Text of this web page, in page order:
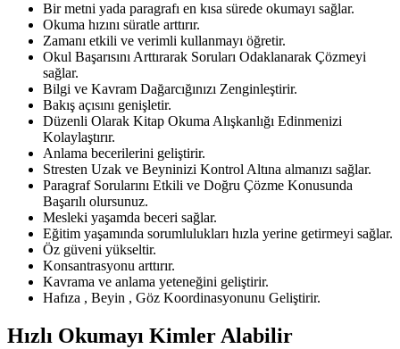
Bir metni yada paragrafı en kısa sürede okumayı sağlar.
Okuma hızını süratle arttırır.
Zamanı etkili ve verimli kullanmayı öğretir.
Okul Başarısını Arttırarak Soruları Odaklanarak Çözmeyi
sağlar.
Bilgi ve Kavram Dağarcığınızı Zenginleştirir.
Bakış açısını genişletir.
Düzenli Olarak Kitap Okuma Alışkanlığı Edinmenizi
Kolaylaştırır.
Anlama becerilerini geliştirir.
Stresten Uzak ve Beyninizi Kontrol Altına almanızı sağlar.
Paragraf Sorularını Etkili ve Doğru Çözme Konusunda
Başarılı olursunuz.
Mesleki yaşamda beceri sağlar.
Eğitim yaşamında sorumlulukları hızla yerine getirmeyi sağlar.
Öz güveni yükseltir.
Konsantrasyonu arttırır.
Kavrama ve anlama yeteneğini geliştirir.
Hafıza , Beyin , Göz Koordinasyonunu Geliştirir.
Hızlı Okumayı Kimler Alabilir